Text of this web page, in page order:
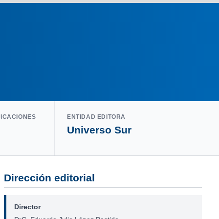
ENTIDAD EDITORA
Universo Sur
Dirección editorial
Director